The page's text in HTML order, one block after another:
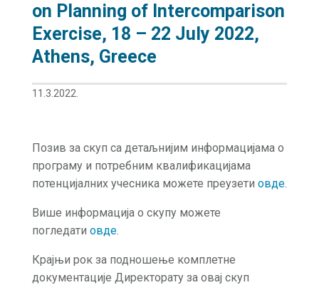
on Planning of Intercomparison
Exercise, 18 – 22 July 2022,
Athens, Greece
11.3.2022.
Позив за скуп са детаљнијим информацијама о
програму и потребним квалификацијама
потенцијалних учесника можете преузети овде.
Више информација о скупу можете
погледати овде.
Крајњи рок за подношење комплетне
документације Директорату за овај скуп